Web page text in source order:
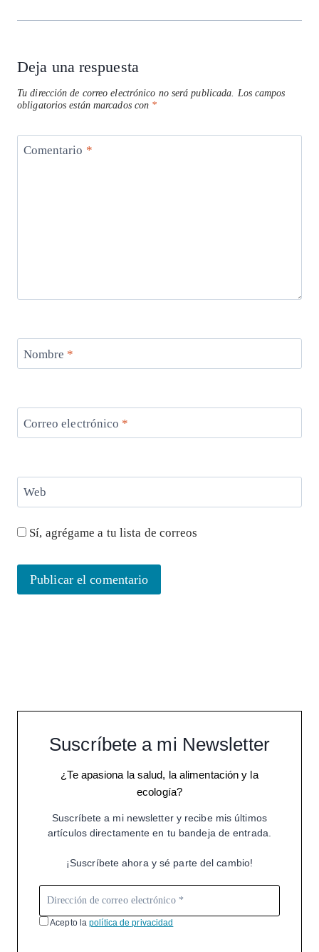
Deja una respuesta
Tu dirección de correo electrónico no será publicada. Los campos
obligatorios están marcados con *
Comentario *
Nombre *
Correo electrónico *
Web
Sí, agrégame a tu lista de correos
Suscríbete a mi Newsletter
¿Te apasiona la salud, la alimentación y la
ecología?
Suscríbete a mi newsletter y recibe mis últimos
artículos directamente en tu bandeja de entrada.
¡Suscríbete ahora y sé parte del cambio!
Acepto lapolítica de privacidad